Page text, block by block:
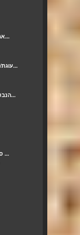
אגסים ביין אדום עם גלידה טבעונ...
עוגת/לחם שמרים עם שוקולד טבעוני...
הנבטת קטניות, המדריך למנביט המ...
סקונס מפנקים וגם עוגיות מאותו ...